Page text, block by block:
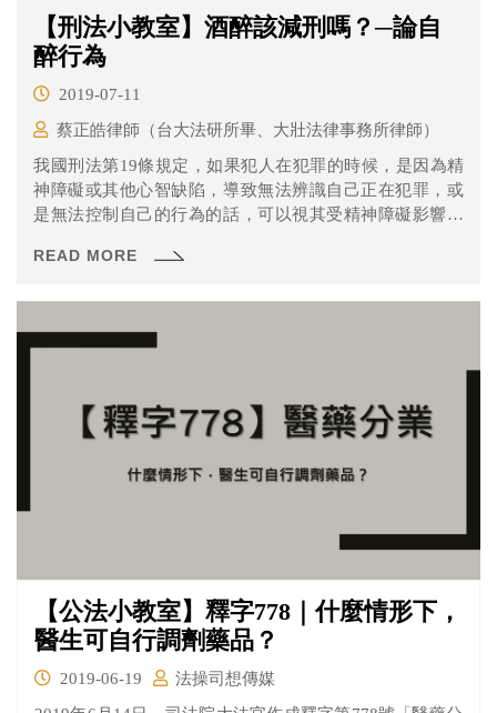
【刑法小教室】酒醉該減刑嗎？─論自
醉行為
2019-07-11
蔡正皓律師（台大法研所畢、大壯法律事務所律師）
我國刑法第19條規定，如果犯人在犯罪的時候，是因為精
神障礙或其他心智缺陷，導致無法辨識自己正在犯罪，或
是無法控制自己的行為的話，可以視其受精神障礙影響的
READ MORE
【公法小教室】釋字778｜什麼情形下，
醫生可自行調劑藥品？
2019-06-19
法操司想傳媒